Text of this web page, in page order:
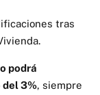
tras
podrá
del 3%, siempre